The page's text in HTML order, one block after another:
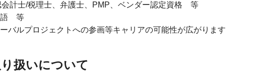
会計士/税理士、弁護士、PMP、ベンダー認定資格 等
語 等
バルプロジェクトへの参画等キャリアの可能性が広がります
扱いについて